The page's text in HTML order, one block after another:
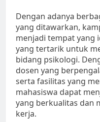
Dengan adanya
yang ditawarkan,
menjadi tempat yang
yang tertarik untuk
bidang psikologi.
dosen yang
serta fasilitas yang
mahasiswa dapat
yang berkualitas dan
kerja.